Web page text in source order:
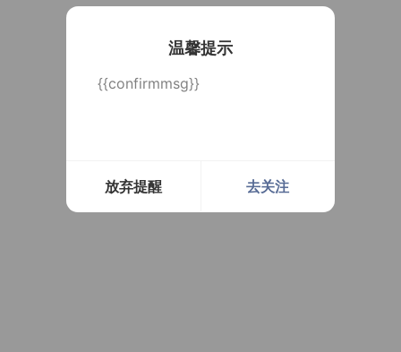
温馨提示
{{confirmmsg}}
放弃提醒 去关注